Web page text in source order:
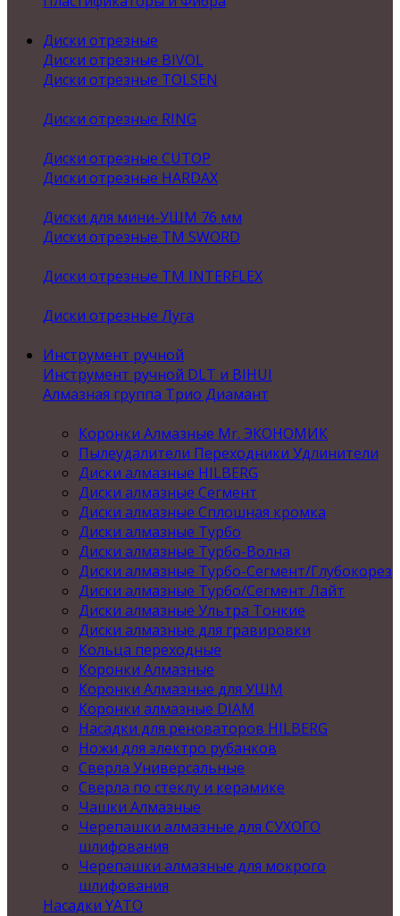
Диски отрезные
Диски отрезные BIVOL
Диски отрезные TOLSEN
Диски отрезные RING
Диски отрезные CUTOP
Диски отрезные HARDAX
Диски для мини-УШМ 76 мм
Диски отрезные ТМ SWORD
Диски отрезные ТМ INTERFLEX
Диски отрезные Луга
Инструмент ручной
Инструмент ручной DLT и BIHUI
Алмазная группа Трио Диамант
Коронки Алмазные Mr. ЭКОНОМИК
Пылеудалители Переходники Удлинители
Диски алмазные HILBERG
Диски алмазные Сегмент
Диски алмазные Сплошная кромка
Диски алмазные Турбо
Диски алмазные Турбо-Волна
Диски алмазные Турбо-Сегмент/Глубокорез
Диски алмазные Турбо/Сегмент Лайт
Диски алмазные Ультра Тонкие
Диски алмазные для гравировки
Кольца переходные
Коронки Алмазные
Коронки Алмазные для УШМ
Коронки алмазные DIAM
Насадки для реноваторов HILBERG
Ножи для электро рубанков
Сверла Универсальные
Сверла по стеклу и керамике
Чашки Алмазные
Черепашки алмазные для СУХОГО
шлифования
Черепашки алмазные для мокрого
шлифования
Насадки YATO